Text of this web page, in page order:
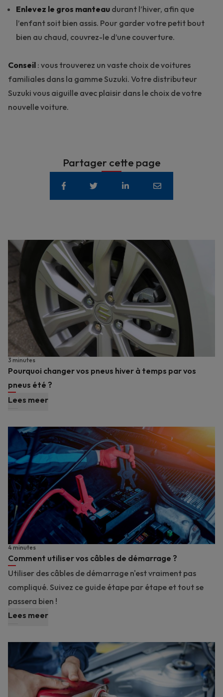
Enlevez le gros manteau durant l’hiver, afin que
l’enfant soit bien assis. Pour garder votre petit bout
bien au chaud, couvrez-le d’une couverture.
Conseil : vous trouverez un vaste choix devoitures
familiales dans la gamme Suzuki. Votre distributeur
Suzuki vous aiguille avec plaisir dans le choix de votre
nouvelle voiture.
Partager cette page
Pourquoi changer vos pneus hiver à temps par vos
pneus été ?
3 minutes
Lees meer
Comment utiliser vos câbles de démarrage ?
4 minutes
Utiliser des câbles de démarrage n'est vraiment pas
compliqué. Suivez ce guide étape par étape et tout se
passera bien !
Lees meer